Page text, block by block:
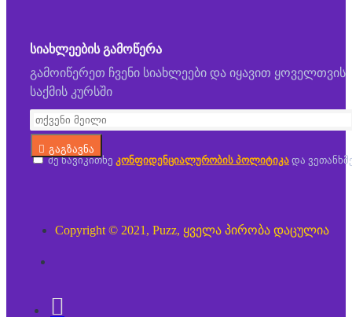
ᲡᲘᲐᲮᲚᲔᲔᲑᲘᲡ ᲒᲐᲛᲝᲬᲔᲠᲐ
გამოიწერეთ ჩვენი სიახლეები და იყავით ყოველთვის
საქმის კურსში
გაგზავნა
მე წავიკითხე კონფიდენციალურობის პოლიტიკა და
Copyright © 2021, Puzz, ყველა პირობა დაცულია